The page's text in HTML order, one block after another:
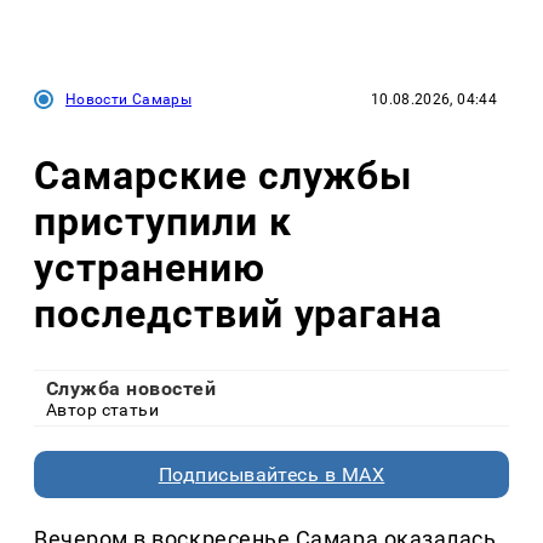
Новости Самары 10.08.2026, 04:44
Самарские службы
приступили к
устранению
последствий урагана
Служба новостей
Автор статьи
Подписывайтесь в MAX